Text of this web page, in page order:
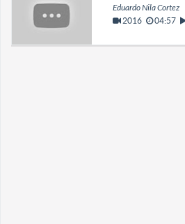
Eduardo Nila Cortez
2016 04:57